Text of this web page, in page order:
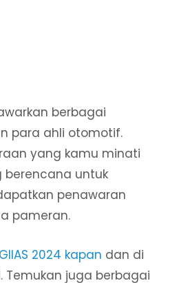
berbagai
para ahli otomotif.
yang kamu minati
berencana untuk
penawaran
pameran.
GIIAS 2024 kapan dan di
Temukan juga berbagai